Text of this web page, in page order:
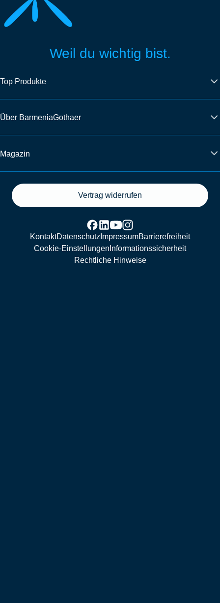
Weil du wichtig bist.
Top Produkte
Über BarmeniaGothaer
Magazin
Vertrag widerrufen
KontaktDatenschutz ImpressumBarrierefreiheit
Cookie-Einstellungen Informationssicherheit
Rechtliche Hinweise